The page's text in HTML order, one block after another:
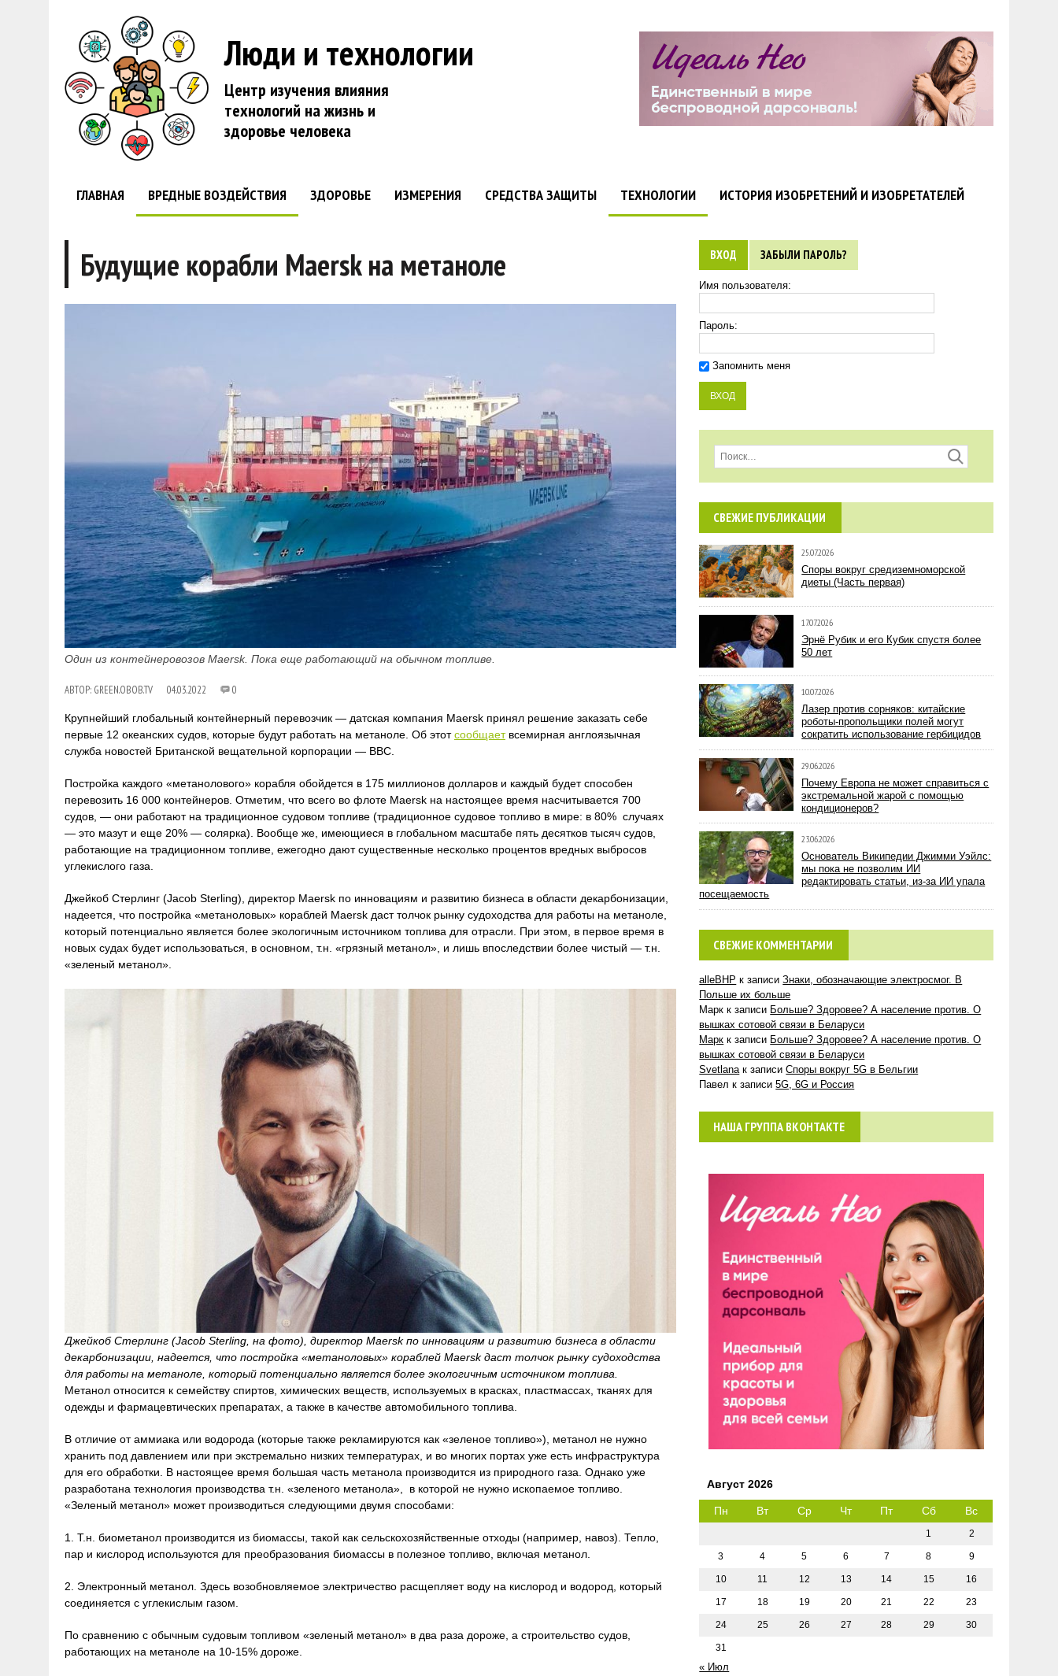
Люди и технологии
Центр изучения влияния
технологий на жизнь и
здоровье человека
ГЛАВНАЯ ВРЕДНЫЕ ВОЗДЕЙСТВИЯ ЗДОРОВЬЕ ИЗМЕРЕНИЯ СРЕДСТВА ЗАЩИТЫ ТЕХНОЛОГИИ ИСТОРИЯ ИЗОБРЕТЕНИЙ И ИЗОБРЕТАТЕЛЕЙ
Будущие корабли Maersk на метаноле
Один из контейнеровозов Maersk. Пока еще работающий на обычном топливе.
АВТОР: GREEN.OBOB.TV 04.03.2022 0
Крупнейший глобальный контейнерный перевозчик — датская компания Maersk принял решение заказать себе
первые 12 океанских судов, которые будут работать на метаноле. Об этотсообщаетвсемирная англоязычная
служба новостей Британской вещательной корпорации — BBC.
Постройка каждого «метанолового» корабля обойдется в 175 миллионов долларов и каждый будет способен
перевозить 16 000 контейнеров. Отметим, что всего во флоте Maersk на настоящее время насчитывается 700
судов, — они работают на традиционное судовом топливе (традиционное судовое топливо в мире: в 80% случаях
— это мазут и еще 20% — солярка). Вообще же, имеющиеся в глобальном масштабе пять десятков тысяч судов,
работающие на традиционном топливе, ежегодно дают существенные несколько процентов вредных выбросов
углекислого газа.
Джейкоб Стерлинг (Jacob Sterling), директор Maersk по инновациям и развитию бизнеса в области декарбонизации,
надеется, что постройка «метаноловых» кораблей Maersk даст толчок рынку судоходства для работы на метаноле,
который потенциально является более экологичным источником топлива для отрасли. При этом, в первое время в
новых судах будет использоваться, в основном, т.н. «грязный метанол», и лишь впоследствии более чистый — т.н.
«зеленый метанол».
Джейкоб Стерлинг (Jacob Sterling, на фото), директор Maersk по инновациям и развитию бизнеса в области
декарбонизации, надеется, что постройка «метаноловых» кораблей Maersk даст толчок рынку судоходства
для работы на метаноле, который потенциально является более экологичным источником топлива.
Метанол относится к семейству спиртов, химических веществ, используемых в красках, пластмассах, тканях для
одежды и фармацевтических препаратах, а также в качестве автомобильного топлива.
В отличие от аммиака или водорода (которые также рекламируются как «зеленое топливо»), метанол не нужно
хранить под давлением или при экстремально низких температурах, и во многих портах уже есть инфраструктура
для его обработки. В настоящее время большая часть метанола производится из природного газа. Однако уже
разработана технология производства т.н. «зеленого метанола», в которой не нужно ископаемое топливо.
«Зеленый метанол» может производиться следующими двумя способами:
1. Т.н. биометанол производится из биомассы, такой как сельскохозяйственные отходы (например, навоз). Тепло,
пар и кислород используются для преобразования биомассы в полезное топливо, включая метанол.
2. Электронный метанол. Здесь возобновляемое электричество расщепляет воду на кислород и водород, который
соединяется с углекислым газом.
По сравнению с обычным судовым топливом «зеленый метанол» в два раза дороже, а строительство судов,
работающих на метаноле на 10-15% дороже.
ВХОД ЗАБЫЛИ ПАРОЛЬ?
Имя пользователя:
Пароль:
Запомнить меня
СВЕЖИЕ ПУБЛИКАЦИИ
25.07.2026
Споры вокруг средиземноморской
диеты (Часть первая)
17.07.2026
Эрнё Рубик и его Кубик спустя более
50 лет
10.07.2026
Лазер против сорняков: китайские
роботы-пропольщики полей могут
сократить использование гербицидов
29.06.2026
Почему Европа не может справиться с
экстремальной жарой с помощью
кондиционеров?
23.06.2026
Основатель Википедии Джимми Уэйлс:
мы пока не позволим ИИ
редактировать статьи, из-за ИИ упала
посещаемость
СВЕЖИЕ КОММЕНТАРИИ
alleBHP к записиЗнаки, обозначающие электросмог. В
Польше их больше
Марк к записи Больше? Здоровее? А население против. О
вышках сотовой связи в Беларуси
Марк к записи Больше? Здоровее? А население против. О
вышках сотовой связи в Беларуси
Svetlana к записиСпоры вокруг 5G в Бельгии
Павел к записи5G, 6G и Россия
НАША ГРУППА ВКОНТАКТЕ
Август 2026
Пн Вт Ср Чт Пт Сб Вс
1 2
3 4 5 6 7 8 9
10 11 12 13 14 15 16
17 18 19 20 21 22 23
24 25 26 27 28 29 30
31
« Июл